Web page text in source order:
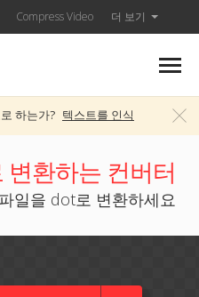
Compress Video 더 보기
하는가? 텍스트를 인식
변환하는 컨버터
일을 dot로 변환하세요